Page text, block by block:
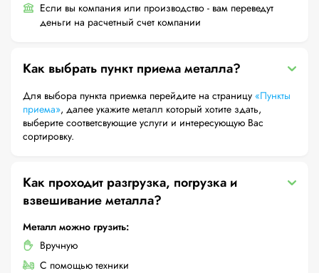
Если вы компания или производство - вам переведут
деньги на расчетный счет компании
Как выбрать пункт приема металла?
Для выбора пункта приемка перейдите на страницу «Пункты
приема», далее укажите металл который хотите здать,
выберите соответсвующие услуги и интересующую Вас
сортировку.
Как проходит разгрузка, погрузка и
взвешивание металла?
Металл можно грузить:
Вручную
С помощью техники